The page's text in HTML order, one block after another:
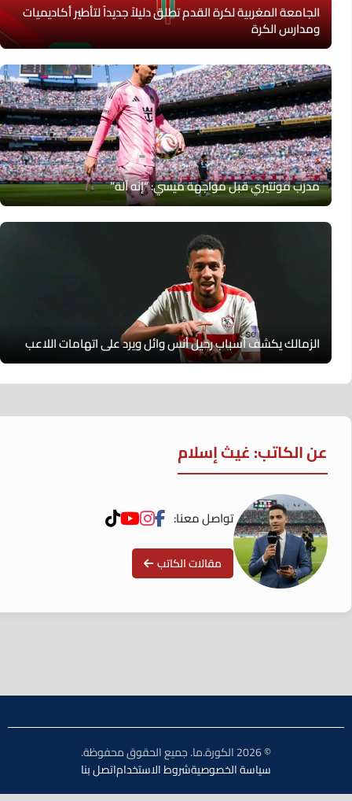
الجامعة المغربية لكرة القدم تطلق دليلاً جديداً لتأطير أكاديميات
ومدارس الكرة
مدرب مونتيري قبل مواجهة ميسي: “إنه آلة”
الزمالك يكشف أسباب رحيل أنس وائل ويرد على اتهامات اللاعب
عن الكاتب: غيث إسلام
تواصل معنا:
مقالات الكاتب
سياسة الخصوصيةشروط الاستخداماتصل بنا